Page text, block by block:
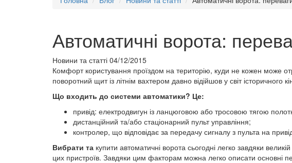
Автоматичні ворота:
Новини та статті 04/12/2015
Комфорт користування проїздом на територію, куди не кожен може
поворотний щит із літнім вахтером давно відійшов у світ
Що входить до системи автоматики? Це:
привід: електродвигун із ланцюговою або тросовою тягою
дистанційний та/або стаціонарний пульт управління;
контролер, що відповідає за передачу сигналу з пульта на
Вибрати та купити автоматичні ворота сьогодні легко завдяки
цих пристроїв. Завдяки цим факторам можна легко описати основні